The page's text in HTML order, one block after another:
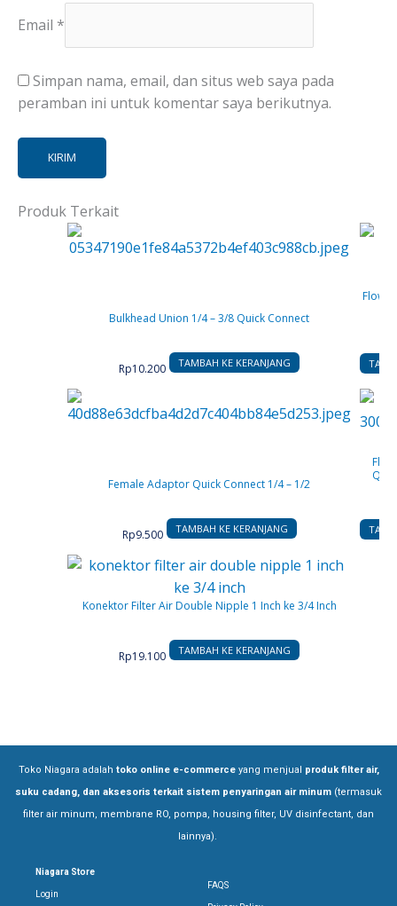
Email *
Simpan nama, email, dan situs web saya pada
peramban ini untuk komentar saya berikutnya.
Produk Terkait
Bulkhead Union 1/4 – 3/8 Quick Connect
Rp10.200 TAMBAH KE KERANJANG
Flow
Female Adaptor Quick Connect 1/4 – 1/2
Rp9.500 TAMBAH KE KERANJANG
Konektor Filter Air Double Nipple 1 Inch ke 3/4 Inch
Rp19.100 TAMBAH KE KERANJANG
Toko Niagara adalah toko online e-commerceyang menjual
produk filter air,
suku cadang, dan aksesoris terkait sistem penyaringan air minum (termasuk
filter air minum, membrane RO, pompa, housing filter, UV disinfectant, dan
lainnya).
Niagara Store
Login
FAQS